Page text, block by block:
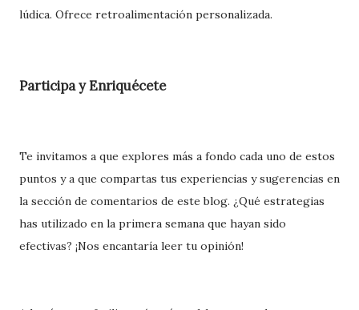
lúdica. Ofrece retroalimentación personalizada.
Participa y Enriquécete
Te invitamos a que explores más a fondo cada uno de estos
puntos y a que compartas tus experiencias y sugerencias en
la sección de comentarios de este blog. ¿Qué estrategias
has utilizado en la primera semana que hayan sido
efectivas? ¡Nos encantaría leer tu opinión!